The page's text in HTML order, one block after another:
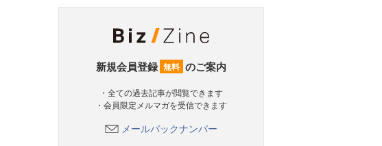
新規会員登録 無料 のご案内
・全ての過去記事が閲覧できます
・会員限定メルマガを受信できます
メールバックナンバー